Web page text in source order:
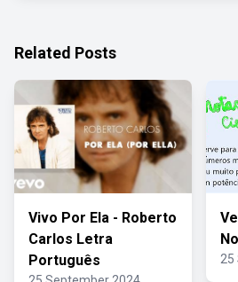
Related Posts
Vivo Por Ela - Roberto
Carlos Letra
Português
25